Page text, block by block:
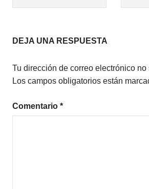
NOVELA
PIRATAS
entradas
DEJA UNA RESPUESTA
Tu dirección de correo electrónico no
Los campos obligatorios están
Comentario *